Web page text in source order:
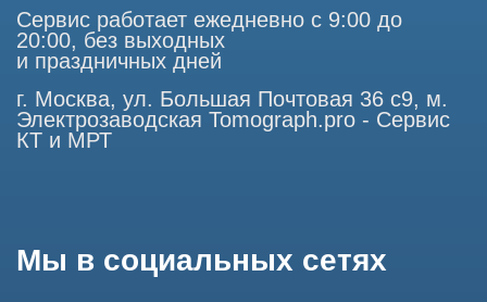
информации на основе ваших предпочтений и интересов.